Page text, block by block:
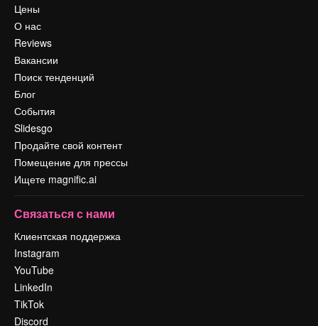
Цены
О нас
Reviews
Вакансии
Поиск тенденций
Блог
События
Slidesgo
Продайте свой контент
Помещение для прессы
Ищете magnific.ai
Связаться с нами
Клиентская поддержка
Instagram
YouTube
LinkedIn
TikTok
Discord